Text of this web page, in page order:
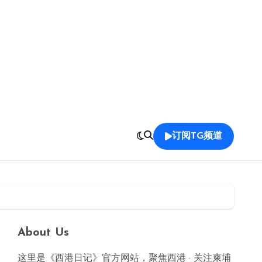
订阅TG频道
About Us
这里是《西港日记》官方网站，聚焦西港 · 关注柬埔